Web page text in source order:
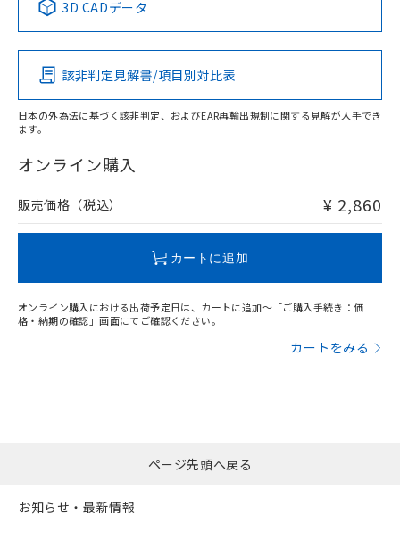
Pb Hg Cd Cr(VI)
O
在庫等で未対応品が混在する可能性があります。
問い合わせください。
この製品の規格認証/適合状況ページへ
その他の認証はこちらのページからご検索ください
3D CADデータ
該非判定見解書/項目別対比表
日本の外為法に基づく該非判定、およびEAR再輸出規制に関する見解が入手でき
ます。
オンライン購入
販売価格（税込） ¥ 2,860
カートに追加
オンライン購入における出荷予定日は、カートに追加～「ご購入手続き：価
格・納期の確認」画面にてご確認ください。
カートをみる
ページ先頭へ戻る
お知らせ・最新情報